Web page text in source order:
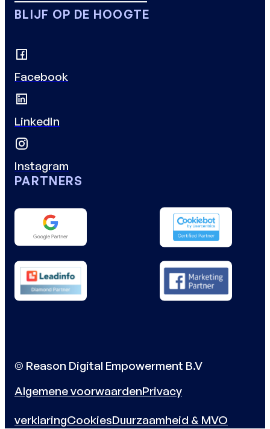
BLIJF OP DE HOOGTE
Facebook
LinkedIn
Instagram
PARTNERS
© Reason Digital Empowerment B.V
Algemene voorwaardenPrivacy
verklaringCookiesDuurzaamheid & MVO